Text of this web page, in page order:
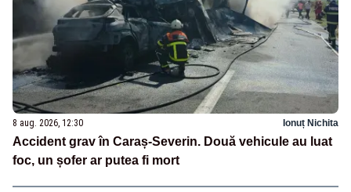
8 aug. 2026, 12:30 Ionuț Nichita
Accident grav în Caraș-Severin. Două vehicule au luat
foc, un șofer ar putea fi mort